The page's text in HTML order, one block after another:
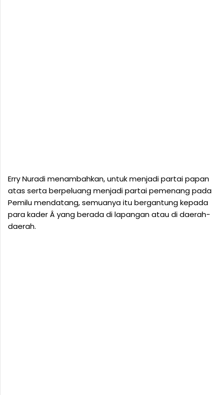
Erry Nuradi menambahkan, untuk menjadi partai papan
atas serta berpeluang menjadi partai pemenang pada
Pemilu mendatang, semuanya itu bergantung kepada
para kader Â yang berada di lapangan atau di daerah-
daerah.